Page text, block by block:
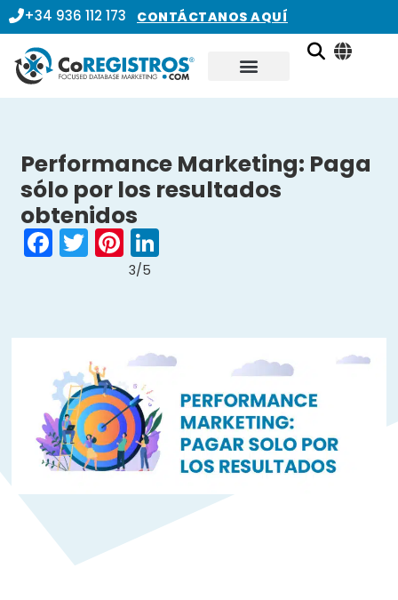
+34 936 112 173 CONTÁCTANOS AQUÍ
Performance Marketing: Paga
sólo por los resultados
obtenidos
Facebook
TwitterPinterest
3/5